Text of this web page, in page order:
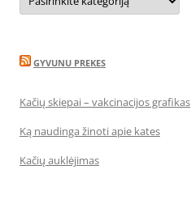
GYVUNU PREKES
Kačių skiepai – vakcinacijos grafikas
Ką naudinga žinoti apie kates
Kačių auklėjimas